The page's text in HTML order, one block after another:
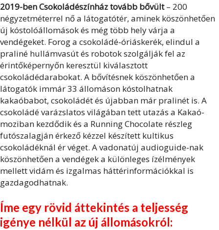
2019-ben Csokoládészínház tovább bővült– 200
négyzetméterrel nő a látogatótér, aminek köszönhetően
új kóstolóállomások és még több hely várja a
vendégeket. Forog a csokoládé-óriáskerék, elindul a
praliné hullámvasút és robotok szolgálják fel az
érintőképernyőn keresztül kiválasztott
csokoládédarabokat. A bővítésnek köszönhetően a
látogatók immár 33 állomáson kóstolhatnak
kakaóbabot, csokoládét és újabban már pralinét is. A
csokoládé varázslatos világában tett utazás a Kakaó-
moziban kezdődik és a Running Chocolate részleg
futószalagján érkező kézzel készített kultikus
csokoládéknál ér véget. A vadonatúj audioguide-nak
köszönhetően a vendégek a különleges ízélmények
mellett vidám és izgalmas háttérinformációkkal is
gazdagodhatnak.
Íme egy rövid áttekintés a teljesség
igénye nélkül az új állomásokról: